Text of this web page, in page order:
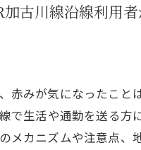
古川線沿線利用
赤みが気になったこ
で生活や通勤を送る
メカニズムや注意点